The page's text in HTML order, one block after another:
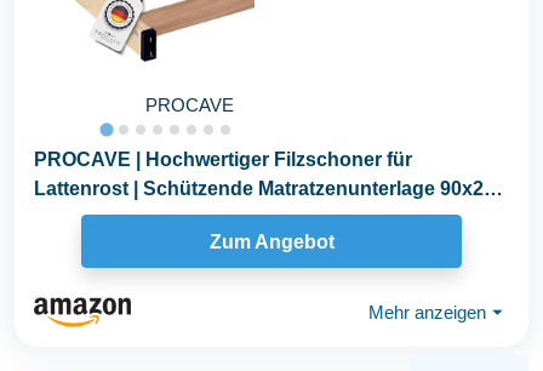
PROCAVE
PROCAVE | Hochwertiger Filzschoner für
Lattenrost | Schützende Matratzenunterlage 90x200
Zum Angebot
Mehr anzeigen ⏷